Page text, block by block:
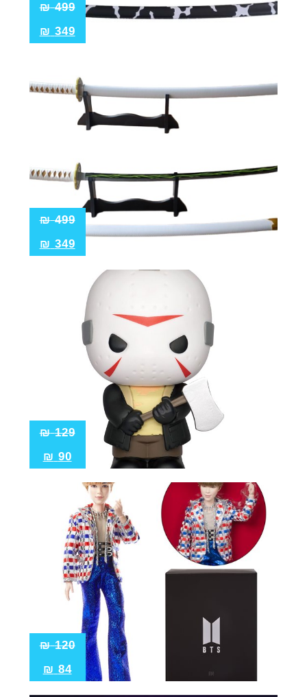
499
₪
349
₪
499
₪
349
₪
129
₪
90
₪
120
₪
84
₪